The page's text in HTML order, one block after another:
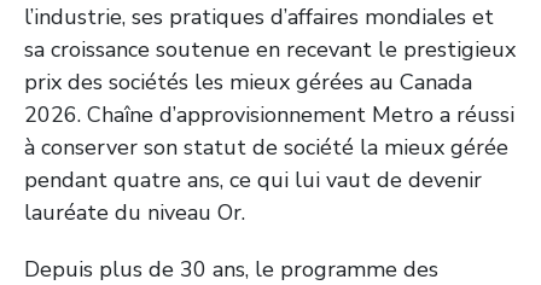
l’industrie, ses pratiques d’affaires mondiales et
sa croissance soutenue en recevant le prestigieux
prix des sociétés les mieux gérées au Canada
2026. Chaîne d’approvisionnement Metro a réussi
à conserver son statut de société la mieux gérée
pendant quatre ans, ce qui lui vaut de devenir
lauréate du niveau Or.
Depuis plus de 30 ans, le programme des